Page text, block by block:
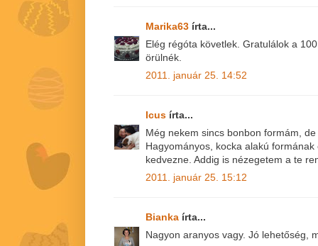
Marika63 írta...
Elég régóta követlek. Gratulálok a
örülnék.
2011. január 25. 14:52
Icus írta...
Még nekem sincs bonbon formám,
Hagyományos, kocka alakú
kedvezne. Addig is nézegetem a te
2011. január 25. 15:12
Bianka írta...
Nagyon aranyos vagy. Jó lehetőség,